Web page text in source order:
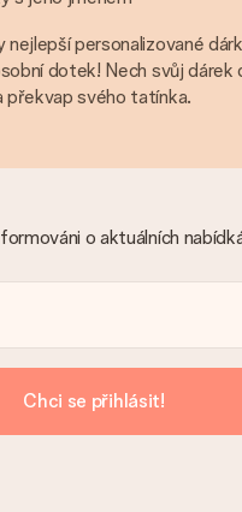
personalizované
dotek! Nech svůj dárek
překvap svého tatínka.
o aktuálních
Chci se přihlásit!